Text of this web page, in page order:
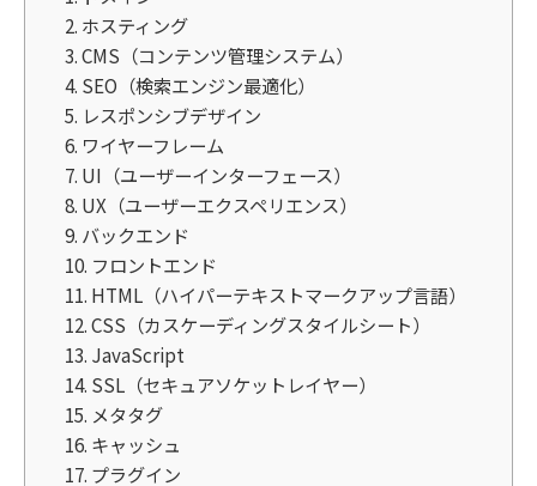
2. ホスティング
3. CMS（コンテンツ管理システム）
4. SEO（検索エンジン最適化）
5. レスポンシブデザイン
6. ワイヤーフレーム
7. UI（ユーザーインターフェース）
8. UX（ユーザーエクスペリエンス）
9. バックエンド
10. フロントエンド
11. HTML（ハイパーテキストマークアップ言語）
12. CSS（カスケーディングスタイルシート）
13. JavaScript
14. SSL（セキュアソケットレイヤー）
15. メタタグ
16. キャッシュ
17. プラグイン